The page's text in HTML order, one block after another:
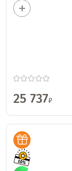
25 737₽